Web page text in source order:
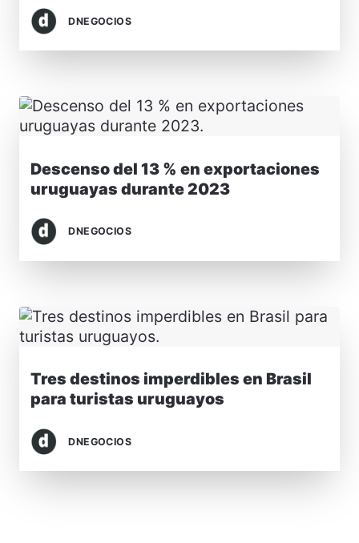
DNEGOCIOS
Descenso del 13 % en exportaciones
uruguayas durante 2023
DNEGOCIOS
Tres destinos imperdibles en Brasil
para turistas uruguayos
DNEGOCIOS